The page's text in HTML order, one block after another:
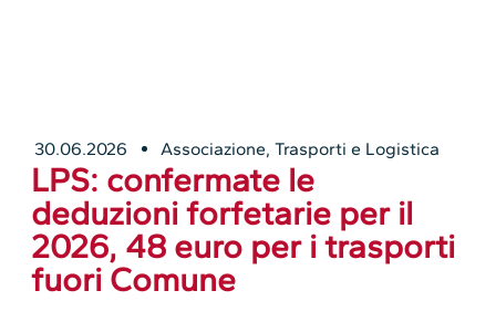
30.06.2026 Associazione,Trasporti e Logistica
LPS: confermate le
deduzioni forfetarie per il
2026, 48 euro per i trasporti
fuori Comune